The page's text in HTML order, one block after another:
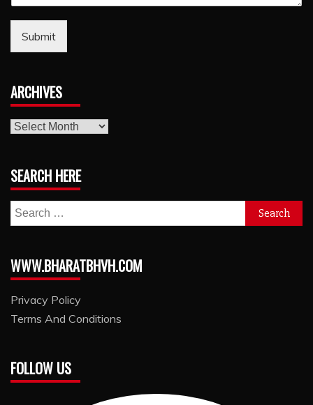
Submit
ARCHIVES
archives
SEARCH HERE
Search
for:
WWW.BHARATBHVH.COM
Privacy Policy
Terms And Conditions
FOLLOW US